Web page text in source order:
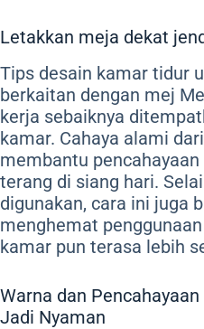
Letakkan meja dekat
Tips desain kamar tidur
berkaitan dengan mej
kerja sebaiknya
kamar. Cahaya alami
membantu
terang di siang hari.
digunakan, cara ini juga
menghemat
kamar pun terasa lebih
Warna dan
Jadi Nyaman